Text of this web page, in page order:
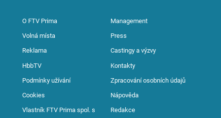
O FTV Prima Management
Volná místa Press
Reklama Castingy a výzvy
HbbTV Kontakty
Podmínky užívání Zpracování osobních údajů
Cookies Nápověda
Vlastník FTV Prima spol. s
Redakce